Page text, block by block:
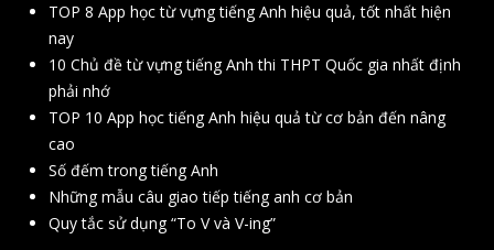
TOP 8 App học từ vựng tiếng Anh hiệu quả, tốt nhất hiện
nay
10 Chủ đề từ vựng tiếng Anh thi THPT Quốc gia nhất định
phải nhớ
TOP 10 App học tiếng Anh hiệu quả từ cơ bản đến nâng
cao
Số đếm trong tiếng Anh
Những mẫu câu giao tiếp tiếng anh cơ bản
Quy tắc sử dụng “To V và V-ing”